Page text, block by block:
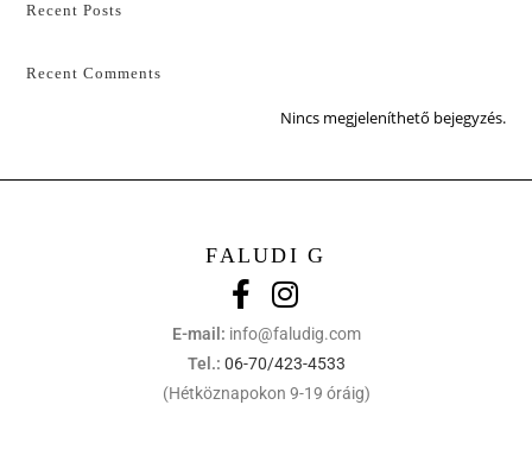
Recent Posts
Recent Comments
Nincs megjeleníthető bejegyzés.
FALUDI G
E-mail: info@faludig.com
Tel.: 06-70/423-4533
(Hétköznapokon 9-19 óráig)